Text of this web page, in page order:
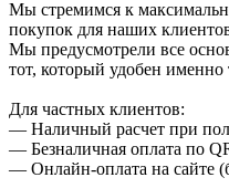
Мы стремимся к
покупок для наших
Мы предусмотрели все
тот, который удобен именно
Для частных клиентов:
— Наличный расчет при
— Безналичная оплата по
— Онлайн-оплата на сайте